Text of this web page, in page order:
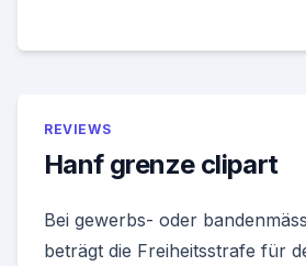
REVIEWS
Hanf grenze clipart
Bei gewerbs- oder
beträgt die Freiheitsstrafe für